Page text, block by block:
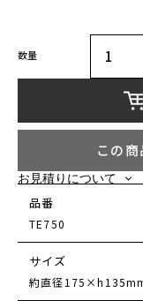
数量
この
お見積りについて
カートページのお見
メールアドレス、お
自動配信メールの本
品番
TE750
サイズ
約直径